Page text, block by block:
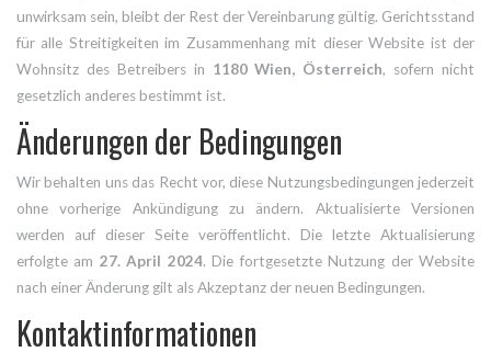
unwirksam sein, bleibt der Rest der Vereinbarung gültig. Gerichtsstand
für alle Streitigkeiten im Zusammenhang mit dieser Website ist der
Wohnsitz des Betreibers in 1180 Wien, Österreich, sofern nicht
gesetzlich anderes bestimmt ist.
Änderungen der Bedingungen
Wir behalten uns das Recht vor, diese Nutzungsbedingungen jederzeit
ohne vorherige Ankündigung zu ändern. Aktualisierte Versionen
werden auf dieser Seite veröffentlicht. Die letzte Aktualisierung
erfolgte am 27. April 2024. Die fortgesetzte Nutzung der Website
nach einer Änderung gilt als Akzeptanz der neuen Bedingungen.
Kontaktinformationen